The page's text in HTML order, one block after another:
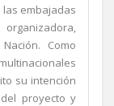
embajadas
Como
su intención
proyecto y